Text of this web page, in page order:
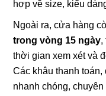
hợp về size, kiểu
Ngoài ra, cửa hàng
trong vòng 15 ngày,
thời gian xem xét và
Các khâu thanh
nhanh chóng,